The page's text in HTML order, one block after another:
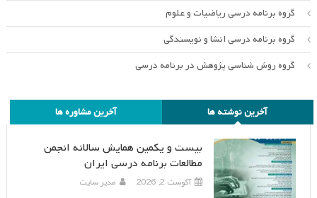
گروه برنامه درسی ریاضیات و علوم
گروه برنامه درسی انشا و نویسندگی
گروه روش شناسی پژوهش در برنامه درسی
آخرین نوشته ها آخرین مشاوره ها
بیست و یکمین همایش سالانه انجمن
مطالعات برنامه درسی ایران
آگوست 2, 2026 مدیر سایت